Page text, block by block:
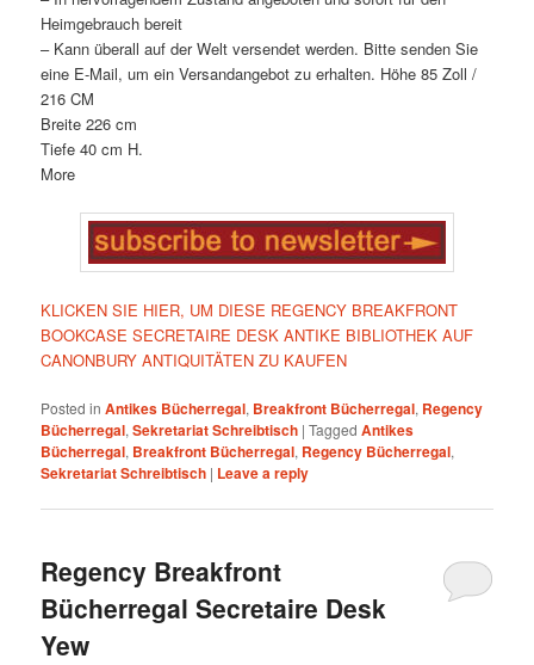
Heimgebrauch bereit
– Kann überall auf der Welt versendet werden. Bitte senden Sie
eine E-Mail, um ein Versandangebot zu erhalten. Höhe 85 Zoll /
216 CM
Breite 226 cm
Tiefe 40 cm H.
More
KLICKEN SIE HIER, UM DIESE REGENCY BREAKFRONT
BOOKCASE SECRETAIRE DESK ANTIKE BIBLIOTHEK AUF
CANONBURY ANTIQUITÄTEN ZU KAUFEN
Posted in Antikes Bücherregal, Breakfront Bücherregal, Regency
Bücherregal,Sekretariat Schreibtisch |Tagged Antikes
Bücherregal, Breakfront Bücherregal, Regency Bücherregal,
Sekretariat Schreibtisch | Leave a reply
Regency Breakfront
Bücherregal Secretaire Desk
Yew